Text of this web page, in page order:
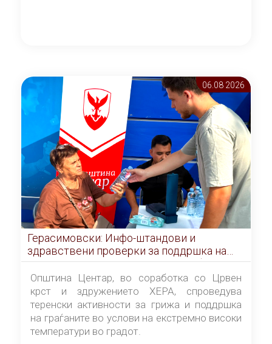
06.08 2026
Герасимовски: Инфо-штандови и
здравствени проверки за поддршка на
граѓаните во услови на топлотен бран
Општина Центар, во соработка со Црвен
крст и здружението ХЕРА, спроведува
теренски активности за грижа и поддршка
на граѓаните во услови на екстремно високи
температури во градот.